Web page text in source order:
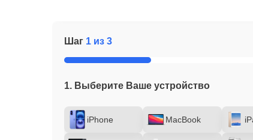
Шаг 1 из 3
1. Выберите Ваше устройство
iPhone MacBook